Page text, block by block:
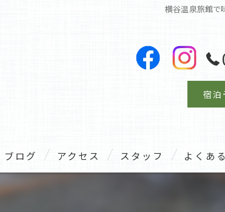
横谷温泉旅館で
宿泊
ブログ アクセス スタッフ よくあ